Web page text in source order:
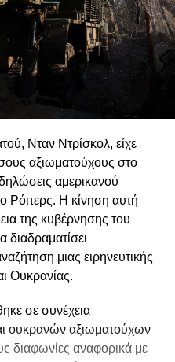
Νταν Ντρίσκολ, είχε
αξιωματούχους στο
αμερικανού
Ρόιτερς. Η κίνηση αυτή
της κυβέρνησης του
μιας ειρηνευτικής
Ουκρανίας.
σε συνέχεια
ουκρανών αξιωματούχων
διαφωνίες αναφορικά με